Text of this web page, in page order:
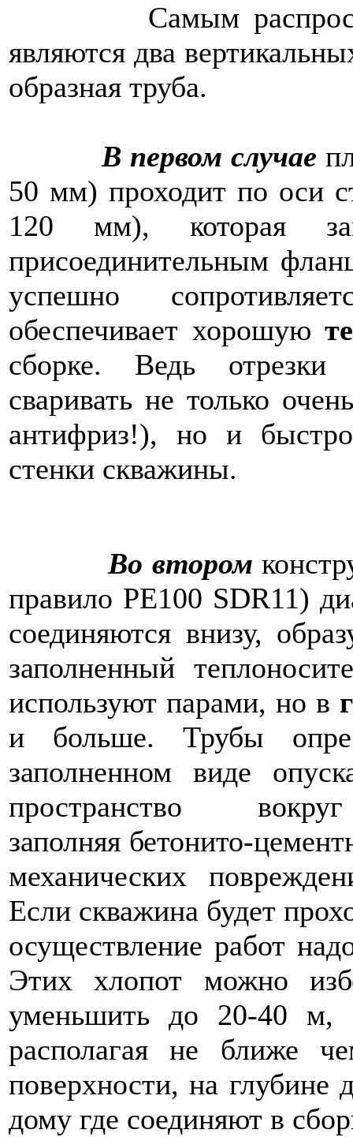
Самым
являются два
образная труба.
В первом случае
50 мм) проходит по оси
120 мм), которая
присоединительным
успешно
обеспечивает хорошую
сборке. Ведь отрезки
сваривать не только
антифриз!), но и
стенки скважины.
Во втором
правило РЕ100 SDR11)
соединяются внизу,
заполненный
используют парами, но в
и больше. Трубы
заполненном виде
пространство
заполняя бетонито-
механических
Если скважина будет
осуществление работ
Этих хлопот можно
уменьшить до 20-40 м,
располагая не ближе
поверхности, на глубине
дому где соединяют в